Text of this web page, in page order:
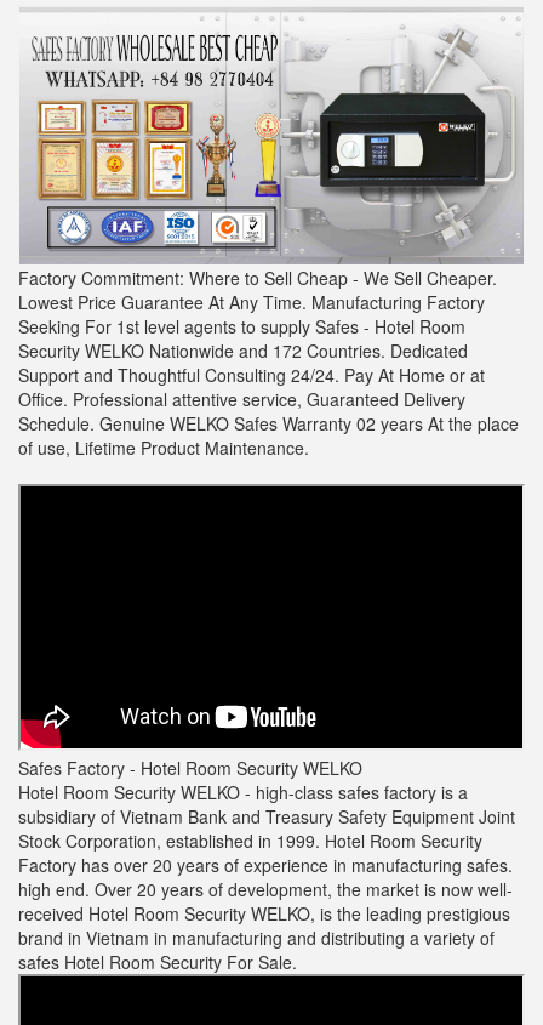
Factory Commitment: Where to Sell Cheap - We Sell Cheaper.
Lowest Price Guarantee At Any Time. Manufacturing Factory
Seeking For 1st level agents to supply Safes - Hotel Room
Security WELKO Nationwide and 172 Countries. Dedicated
Support and Thoughtful Consulting 24/24. Pay At Home or at
Office. Professional attentive service, Guaranteed Delivery
Schedule. Genuine WELKO Safes Warranty 02 years At the place
of use, Lifetime Product Maintenance.
Safes Factory - Hotel Room Security WELKO
Hotel Room Security WELKO - high-class safes factory is a
subsidiary of Vietnam Bank and Treasury Safety Equipment Joint
Stock Corporation, established in 1999. Hotel Room Security
Factory has over 20 years of experience in manufacturing safes.
high end. Over 20 years of development, the market is now well-
received Hotel Room Security WELKO, is the leading prestigious
brand in Vietnam in manufacturing and distributing a variety of
safes Hotel Room Security For Sale.